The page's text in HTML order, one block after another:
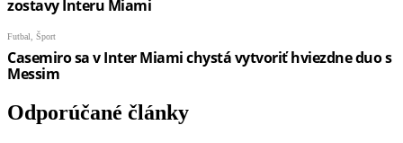
Odporúčané články